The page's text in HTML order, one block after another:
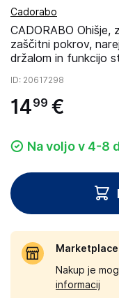
Cadorabo
CADORABO Ohišje,
zaščitni pokrov,
držalom in funkcijo
ID: 20617298
1499 €
Na voljo v 4-8
Nakup je
informacij